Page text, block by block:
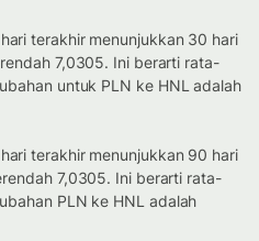
terakhir menunjukkan 30 hari
7,0305. Ini berarti rata-
untuk PLN ke HNL adalah
terakhir menunjukkan 90 hari
7,0305. Ini berarti rata-
PLN ke HNL adalah